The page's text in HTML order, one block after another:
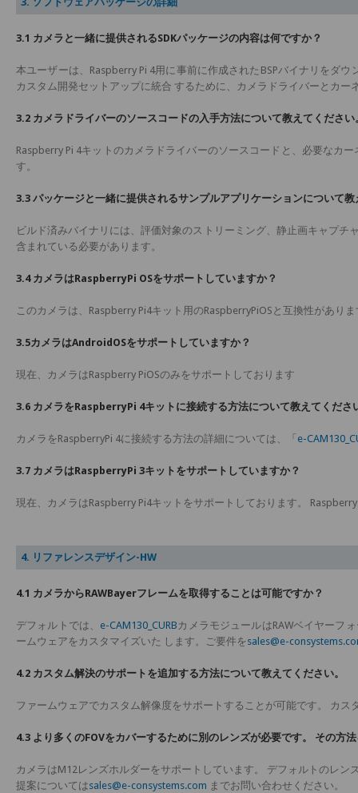
3.1 カメラと一緒に提供されるSDKパッケージの内容は何ですか？
本ユーザーは、Raspberry Pi 4用に事前に作成されたBSPバイナリをダ
カスタム開発セットアップに統合 するために、カメラドライバーとカー
3.2 カメラドライバーのソースコードの入手方法について教えてください
Raspberry Pi 4キットのカメラドライバーのソースコードと、必要なカ
す。
3.3 パッケージと一緒に提供されるサンプルアプリケーションについて
ビルド済みバイナリには、評価対象のストリーミング、静止画キャプ
含まれている必要があります。
3.4 カメラはRaspberryPi OSをサポートしていますか？
このカメラは、Raspberry Pi4キット用のRaspberryPiOSと互換性がありま
3.5カメラはAndroidOSをサポートしていますか？
現在、カメラはRaspberry PiOSのみをサポートしております
3.6 カメラをRaspberryPi 4キットに接続する方法について教えてくださ
カメラをRaspberryPi 4に接続する方法の詳細については、 「e-
3.7 カメラはRaspberryPi 3キットをサポートしていますか？
現在、カメラはRaspberry Pi4キットをサポートしております。
4. リファレンスデザイン-HW
4.1 カメラからRAWBayerフレームを取得することは可能ですか？
デフォルトでは、 e-CAM130_CURB カメラモジュールはRAWベイヤーフ
ームウェアをカスタマイズいた します。ご要件をsales@e-
4.2 カスタム解決のサポートを追加する方法について教えてください。
ファームウェアでカスタム解像度をサポートすることが可能です。 カス
4.3 より多くのFOVをカバーするために別のレンズが必要です。 その方
カメラはM12レンズホルダーをサポートしています。 デフォルトのレ
提案についてはsales@e-consystems.com までお問い合わせください。